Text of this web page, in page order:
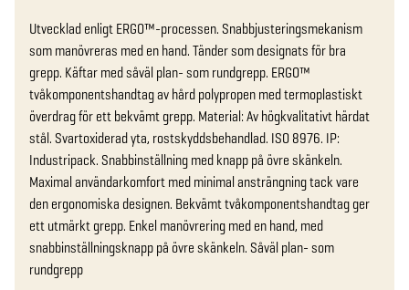
Utvecklad enligt ERGO™-processen. Snabbjusteringsmekanism
som manövreras med en hand. Tänder som designats för bra
grepp. Käftar med såväl plan- som rundgrepp. ERGO™
tvåkomponentshandtag av hård polypropen med termoplastiskt
överdrag för ett bekvämt grepp. Material: Av högkvalitativt härdat
stål. Svartoxiderad yta, rostskyddsbehandlad. ISO 8976. IP:
Industripack. Snabbinställning med knapp på övre skänkeln.
Maximal användarkomfort med minimal ansträngning tack vare
den ergonomiska designen. Bekvämt tvåkomponentshandtag ger
ett utmärkt grepp. Enkel manövrering med en hand, med
snabbinställningsknapp på övre skänkeln. Såväl plan- som
rundgrepp